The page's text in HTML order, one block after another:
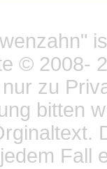
© 2008-
zu
bitten
jedem Fall